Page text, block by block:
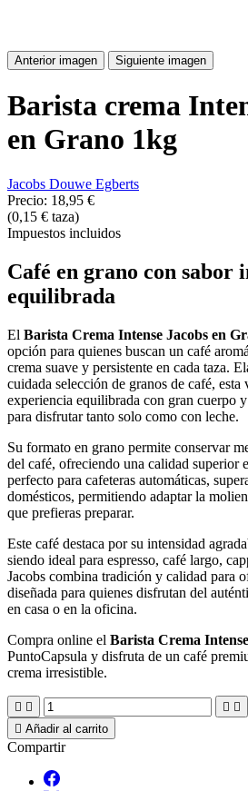
Anterior imagen Siguiente imagen
Barista crema
en Grano 1kg
Jacobs Douwe Egberts
Precio: 18,95 €
(0,15 € taza)
Impuestos incluidos
Café en grano con sabor
equilibrada
El Barista Crema Intense Jacobs en
opción para quienes buscan un café
crema suave y persistente en cada taza.
cuidada selección de granos de café, esta
experiencia equilibrada con gran cuerpo
para disfrutar tanto solo como con leche.
Su formato en grano permite conservar
del café, ofreciendo una calidad superior
perfecto para cafeteras automáticas,
domésticos, permitiendo adaptar la
que prefieras preparar.
Este café destaca por su intensidad
siendo ideal para espresso, café largo,
Jacobs combina tradición y calidad para
diseñada para quienes disfrutan del
en casa o en la oficina.
Compra online el Barista Crema
PuntoCapsula y disfruta de un café
crema irresistible.
   
 Añadir al carrito
Compartir